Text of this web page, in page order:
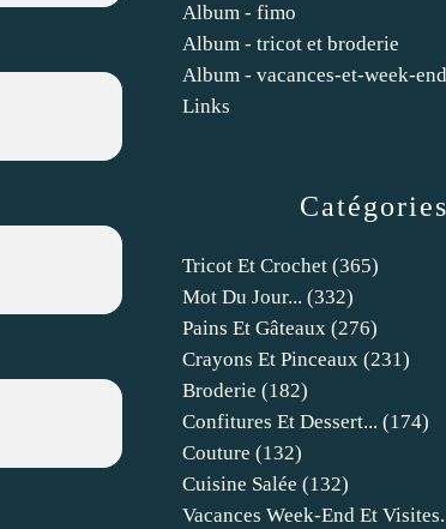
Catégories
Tricot Et Crochet (365)
Mot Du Jour... (332)
Pains Et Gâteaux (276)
Crayons Et Pinceaux (231)
Broderie (182)
Confitures Et Dessert... (174)
Couture (132)
Cuisine Salée (132)
Vacances Week-End Et
Album - fimo
Album - tricot et broderie
Album - vacances-et-week-
Links